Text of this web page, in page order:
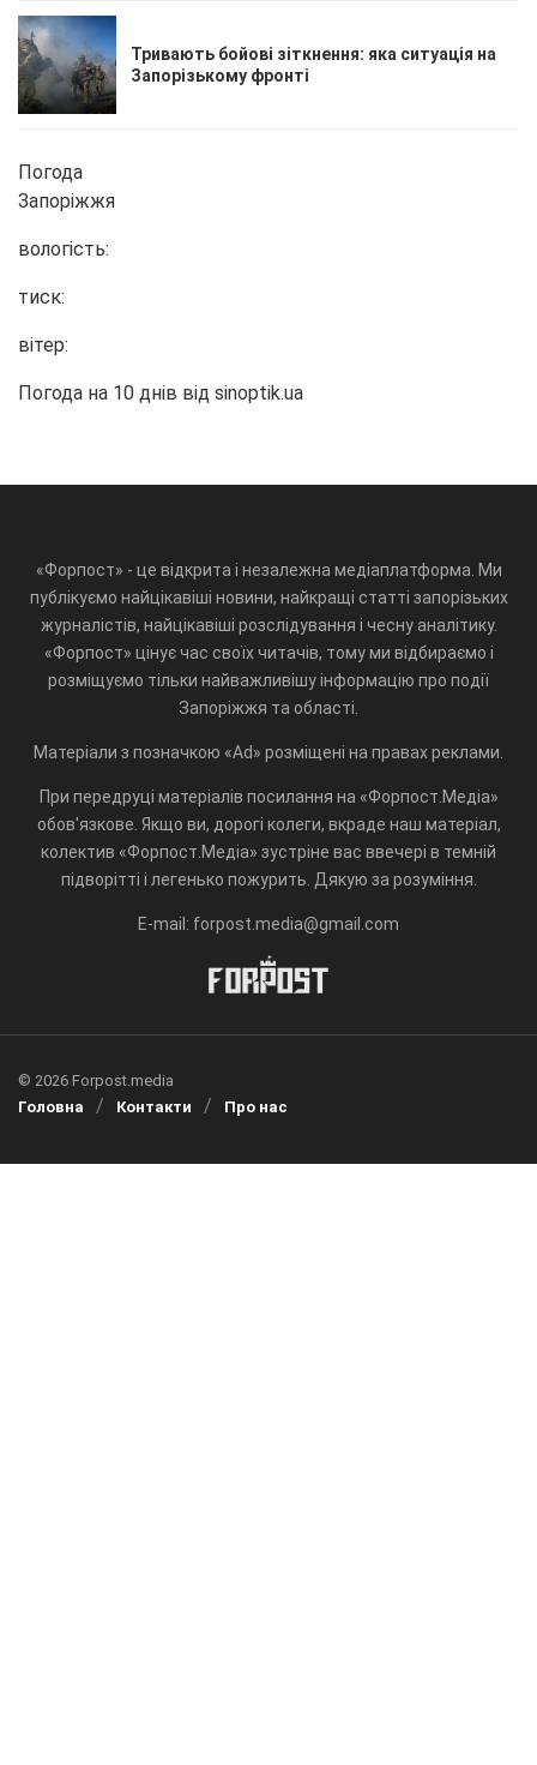
Тривають бойові зіткнення: яка ситуація на
Запорізькому фронті
Погода
Запоріжжя
вологість:
тиск:
вітер:
Погода на 10 днів від sinoptik.ua
«Форпост» - це відкрита і незалежна медіаплатформа. Ми
публікуємо найцікавіші новини, найкращі статті запорізьких
журналістів, найцікавіші розслідування і чесну аналітику.
«Форпост» цінує час своїх читачів, тому ми відбираємо і
розміщуємо тільки найважливішу інформацію про події
Запоріжжя та області.
Матеріали з позначкою «Ad» розміщені на правах реклами.
При передруці матеріалів посилання на «Форпост.Медіа»
обов'язкове. Якщо ви, дорогі колеги, вкраде наш матеріал,
колектив «Форпост.Медіа» зустріне вас ввечері в темній
підворітті і легенько пожурить. Дякую за розуміння.
E-mail: forpost.media@gmail.com
© 2026 Forpost.media
Головна
Контакти Про нас